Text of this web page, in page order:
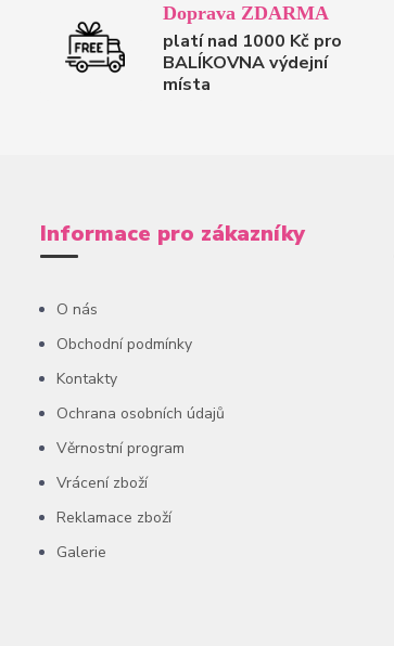
Doprava ZDARMA
platí nad 1000 Kč pro
BALÍKOVNA výdejní
místa
Informace pro zákazníky
O nás
Obchodní podmínky
Kontakty
Ochrana osobních údajů
Věrnostní program
Vrácení zboží
Reklamace zboží
Galerie